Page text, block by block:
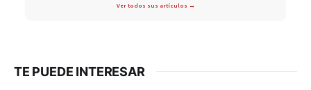
Ver todos sus artículos →
TE PUEDE INTERESAR